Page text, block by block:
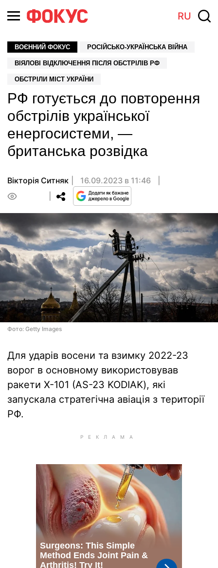
RU
ВОЄННИЙ ФОКУС РОСІЙСЬКО-УКРАЇНСЬКА ВІЙНА
ВІЯЛОВІ ВІДКЛЮЧЕННЯ ПІСЛЯ ОБСТРІЛІВ РФ
ОБСТРІЛИ МІСТ УКРАЇНИ
РФ готується до повторення
обстрілів української
енергосистеми, —
британська розвідка
Вікторія Ситняк
16.09.2023 в 11:46
Фото: Getty Images
Для ударів восени та взимку 2022-23
ворог в основному використовував
ракети Х-101 (AS-23 KODIAK), які
запускала стратегічна авіація з території
РФ.